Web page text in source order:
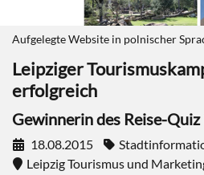
Aufgelegte Website in polnischer
Leipziger
erfolgreich
Gewinnerin des Reise-
18.08.2015
Leipzig Tourismus und